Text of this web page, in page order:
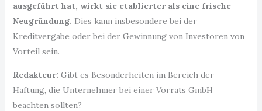
ausgeführt hat, wirkt sie etablierter als eine frische
Neugründung. Dies kann insbesondere bei der
Kreditvergabe oder bei der Gewinnung von Investoren von
Vorteil sein.
Redakteur: Gibt es Besonderheiten im Bereich der
Haftung, die Unternehmer bei einer Vorrats GmbH
beachten sollten?